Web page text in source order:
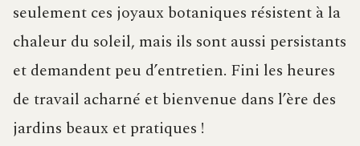
seulement ces joyaux botaniques résistent à la
chaleur du soleil, mais ils sont aussi persistants
et demandent peu d’entretien. Fini les heures
de travail acharné et bienvenue dans l’ère des
jardins beaux et pratiques !